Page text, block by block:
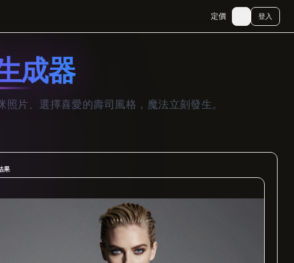
定價 登入
成器
片、選擇喜愛的壽司風格，魔法立刻發生。
果